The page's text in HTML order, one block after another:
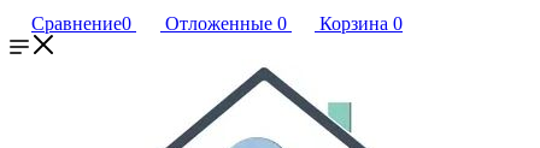
Сравнение0 Отложенные 0 Корзина 0